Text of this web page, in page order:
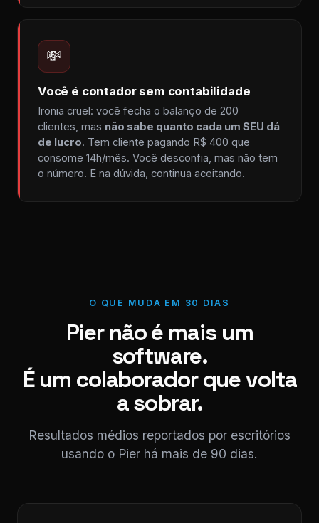
💸
Você é contador sem contabilidade
Ironia cruel: você fecha o balanço de 200
clientes, mas não sabe quanto cada um SEU dá
de lucro. Tem cliente pagando R$ 400 que
consome 14h/mês. Você desconfia, mas não tem
o número. E na dúvida, continua aceitando.
O QUE MUDA EM 30 DIAS
Pier não é mais um
software.
É um colaborador que volta
a sobrar.
Resultados médios reportados por escritórios
usando o Pier há mais de 90 dias.